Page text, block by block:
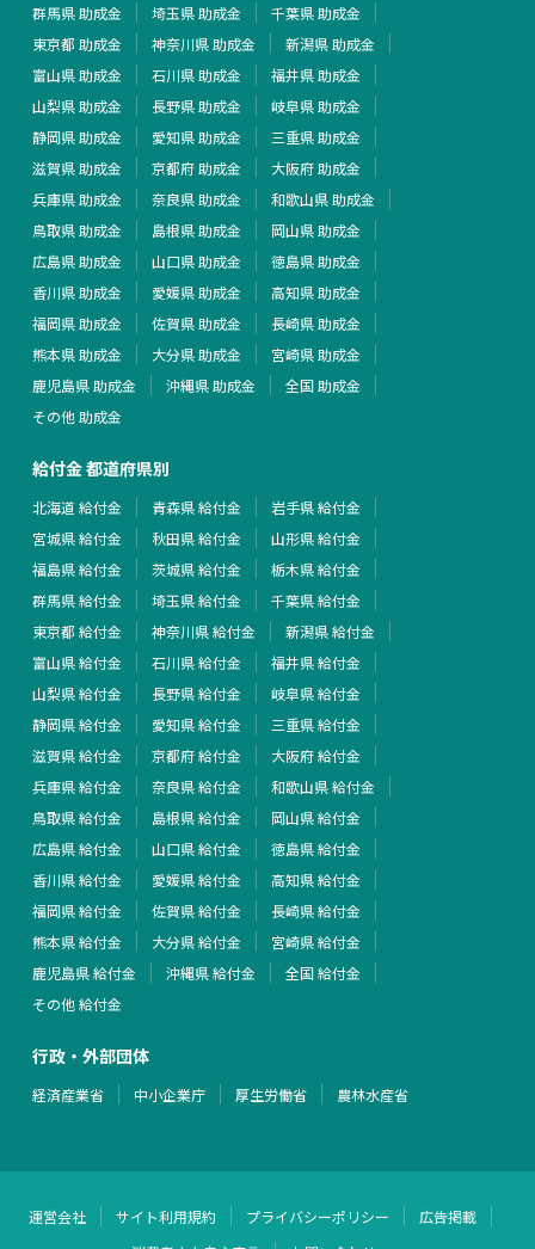
群馬県 助成金
埼玉県 助成金
千葉県 助成金
東京都 助成金
神奈川県 助成金
新潟県 助成金
富山県 助成金
石川県 助成金
福井県 助成金
山梨県 助成金
長野県 助成金
岐阜県 助成金
静岡県 助成金
愛知県 助成金
三重県 助成金
滋賀県 助成金
京都府 助成金
大阪府 助成金
兵庫県 助成金
奈良県 助成金
和歌山県 助成金
鳥取県 助成金
島根県 助成金
岡山県 助成金
広島県 助成金
山口県 助成金
徳島県 助成金
香川県 助成金
愛媛県 助成金
高知県 助成金
福岡県 助成金
佐賀県 助成金
長崎県 助成金
熊本県 助成金
大分県 助成金
宮崎県 助成金
鹿児島県 助成金
沖縄県 助成金
全国 助成金
その他 助成金
給付金 都道府県別
北海道 給付金 青森県 給付金
岩手県 給付金
宮城県 給付金
秋田県 給付金
山形県 給付金
福島県 給付金
茨城県 給付金
栃木県 給付金
群馬県 給付金
埼玉県 給付金
千葉県 給付金
東京都 給付金
神奈川県 給付金
新潟県 給付金
富山県 給付金
石川県 給付金
福井県 給付金
山梨県 給付金
長野県 給付金
岐阜県 給付金
静岡県 給付金
愛知県 給付金
三重県 給付金
滋賀県 給付金
京都府 給付金
大阪府 給付金
兵庫県 給付金
奈良県 給付金
和歌山県 給付金
鳥取県 給付金
島根県 給付金
岡山県 給付金
広島県 給付金
山口県 給付金
徳島県 給付金
香川県 給付金
愛媛県 給付金
高知県 給付金
福岡県 給付金
佐賀県 給付金
長崎県 給付金
熊本県 給付金
大分県 給付金
宮崎県 給付金
鹿児島県 給付金
沖縄県 給付金
全国 給付金
その他 給付金
行政・外部団体
経済産業省 中小企業庁 厚生労働省 農林水産省
運営会社 サイト利用規約 プライバシーポリシー
広告掲載